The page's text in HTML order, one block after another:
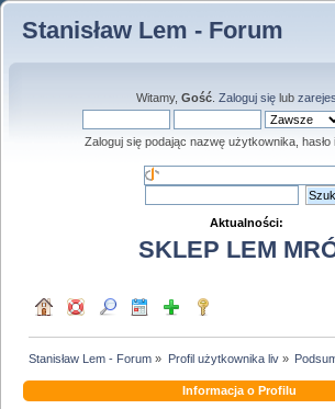
Stanisław Lem - Forum
Witamy, Gość. Zaloguj sięlub
Zaloguj się podając nazwę użytkownika, hasło
Aktualności:
SKLEP LEM
Stanisław Lem - Forum » Profil użytkownika liv»
Informacja o Profilu